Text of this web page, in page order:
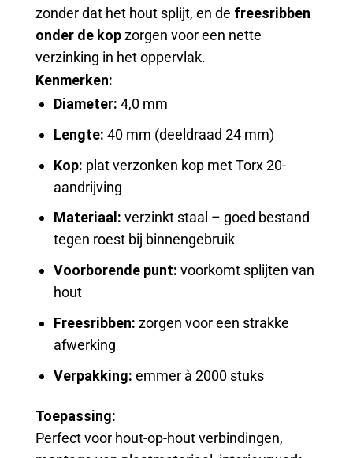
zonder dat het hout splijt, en de freesribben
onder de kopzorgen voor een nette
verzinking in het oppervlak.
Kenmerken:
Diameter: 4,0 mm
Lengte: 40 mm (deeldraad 24 mm)
Kop: plat verzonken kop met Torx 20-
aandrijving
Materiaal: verzinkt staal – goed bestand
tegen roest bij binnengebruik
Voorborende punt: voorkomt splijten van
hout
Freesribben: zorgen voor een strakke
afwerking
Verpakking: emmer à 2000 stuks
Toepassing:
Perfect voor hout-op-hout verbindingen,